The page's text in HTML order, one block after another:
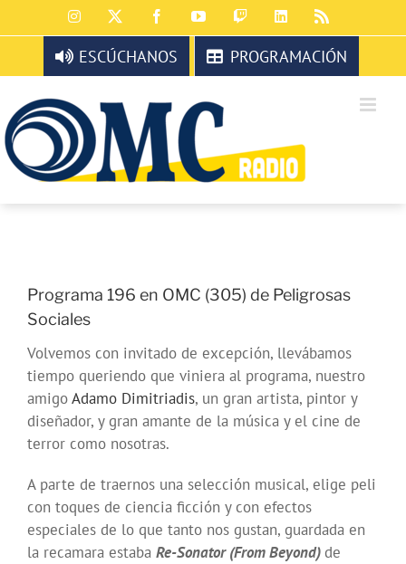
al
contenido
Instagram FacebookYouTubeTwitchLinkedIn
ESCÚCHANOS PROGRAMACIÓN
Programa 196 en OMC (305) de Peligrosas
Sociales
Volvemos con invitado de excepción, llevábamos
tiempo queriendo que viniera al programa, nuestro
amigoAdamo Dimitriadis, un gran artista, pintor y
diseñador, y gran amante de la música y el cine de
terror como nosotras.
A parte de traernos una selección musical, elige peli
con toques de ciencia ficción y con efectos
especiales de lo que tanto nos gustan, guardada en
la recamara estaba Re-Sonator (From Beyond)de